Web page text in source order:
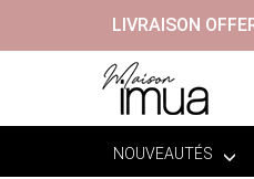
LIVRAISON
NOUVEAUTÉS